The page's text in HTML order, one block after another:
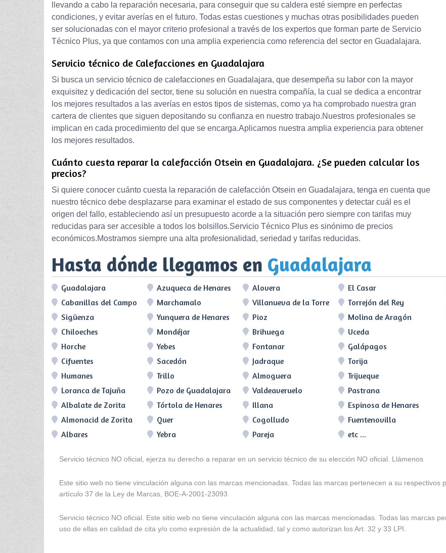
llevando a cabo la reparación necesaria, para conseguir que su caldera esté siempre en perfectas
condiciones, y evitar averías en el futuro. Todas estas cuestiones y muchas otras posibilidades pueden
ser solucionadas con el mayor criterio profesional a través de los expertos que forman parte de Servicio
Técnico Plus, ya que contamos con una amplia experiencia como referencia del sector en Guadalajara.
Servicio técnico de Calefacciones en Guadalajara
Si busca un servicio técnico de calefacciones en Guadalajara, que desempeña su labor con la mayor
exquisitez y dedicación del sector, tiene su solución en nuestra compañía, la cual se dedica a encontrar
los mejores resultados a las averías en estos tipos de sistemas, como ya ha comprobado nuestra gran
cartera de clientes que siguen depositando su confianza en nuestro trabajo.Nuestros profesionales se
implican en cada procedimiento del que se encarga.Aplicamos nuestra amplia experiencia para obtener
los mejores resultados.
Cuánto cuesta reparar la calefacción Otsein en Guadalajara. ¿Se pueden calcular los
precios?
Si quiere conocer cuánto cuesta la reparación de calefacción Otsein en Guadalajara, tenga en cuenta que
nuestro técnico debe desplazarse para examinar el estado de sus componentes y detectar cuál es el
origen del fallo, estableciendo así un presupuesto acorde a la situación pero siempre con tarifas muy
reducidas para ser accesible a todos los bolsillos.Servicio Técnico Plus es sinónimo de precios
económicos.Mostramos siempre una alta profesionalidad, seriedad y tarifas reducidas.
Hasta dónde llegamos en Guadalajara
Guadalajara Azuqueca de Henares Alovera
El Casar
Cabanillas del Campo
Marchamalo Villanueva de la Torre
Torrejón del Rey
Sigüenza
Yunquera de Henares Pioz
Molina de Aragón
Chiloeches
Mondéjar Brihuega
Uceda
Horche
Yebes Fontanar
Galápagos
Cifuentes
Sacedón Jadraque
Torija
Humanes
Trillo Almoguera
Trijueque
Loranca de Tajuña
Pozo de Guadalajara Valdeaveruelo
Pastrana
Albalate de Zorita
Tórtola de Henares Illana
Espinosa de Henares
Almonacid de Zorita
Quer Cogolludo
Fuentenovilla
Albares
Yebra Pareja etc ...
Servicio técnico NO oficial, ejerza su derecho a reparar en un servicio técnico de su elección NO oficial. Llámenos
Este sitio web no tiene vinculación alguna con las marcas mencionadas. Todas las marcas pertenecen a su
artículo 37 de la Ley de Marcas, BOE-A-2001-23093
Servicio técnico NO oficial. Este sitio web no tiene vinculación alguna con las marcas mencionadas. Todas las marcas
uso de ellas en calidad de cita y/o como expresión de la actualidad, tal y como autorizan los Art. 32 y 33 LPI.